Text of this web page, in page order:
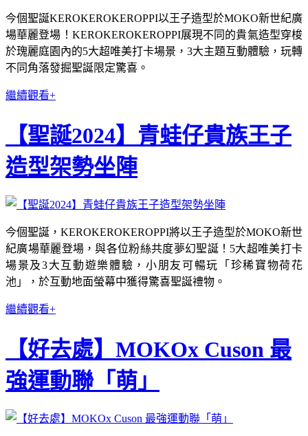
今個聖誕KEROKEROKEROPPI以王子造型於MOKO新世紀廣
場華麗登場！KEROKEROKEROPPI展現不同的貴氣造型穿梭
於瑰麗庭園內的5大超唯美打卡場景，3大主題互動體驗，玩轉
不同角落發掘聖誕限定驚喜。
繼續觀看+
【聖誕2024】青蛙仔貴族王子
造型架勢坐陣
今個聖誕，KEROKEROKEROPPI將以王子造型於MOKO新世
紀廣場華麗登場，與各位粉絲共度夢幻聖誕！5大超唯美打卡
場景及3大互動遊樂體驗，小朋友可暢玩「珍稀寶物荷花
池」，於互動地面螢幕中獲得驚喜聖誕禮物。
繼續觀看+
【好去處】MOKOx Cuson 最
強運動聯「萌」